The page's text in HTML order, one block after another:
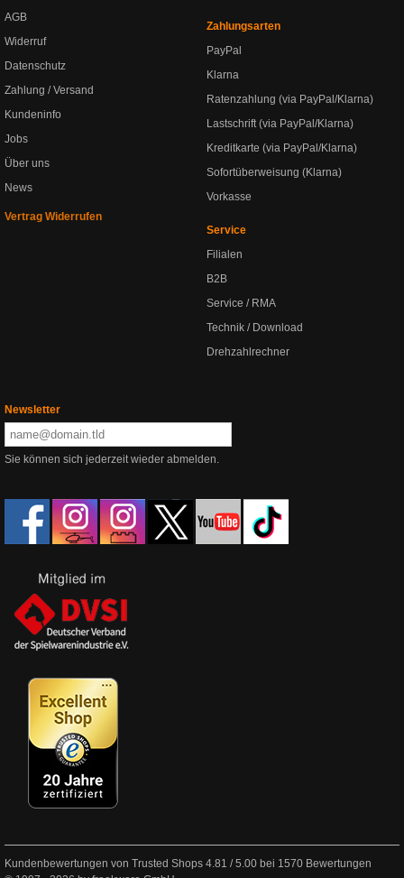
AGB
Widerruf
Datenschutz
Zahlung / Versand
Kundeninfo
Jobs
Über uns
News
Vertrag Widerrufen
Zahlungsarten
PayPal
Klarna
Ratenzahlung (via PayPal/Klarna)
Lastschrift (via PayPal/Klarna)
Kreditkarte (via PayPal/Klarna)
Sofortüberweisung (Klarna)
Vorkasse
Service
Filialen
B2B
Service / RMA
Technik / Download
Drehzahlrechner
Newsletter
Sie können sich jederzeit wieder abmelden.
Kundenbewertungen von Trusted Shops 4.81 /5.00 bei 1570 Bewertungen